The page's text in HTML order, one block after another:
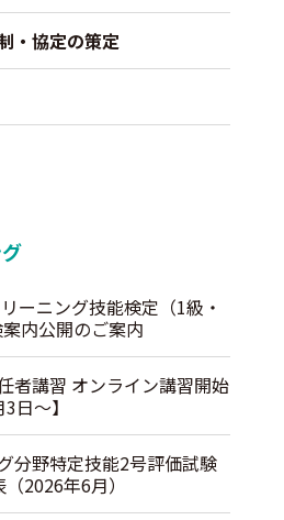
・協定の策定
ーニング技能検定（1級・
内公開のご案内
者講習 オンライン講習開始
日～】
分野特定技能2号評価試験
2026年6月）